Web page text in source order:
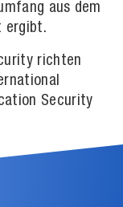
aus dem
ergibt.
richten
Security